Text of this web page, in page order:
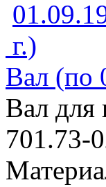
Вал (по
Вал для
701.73-